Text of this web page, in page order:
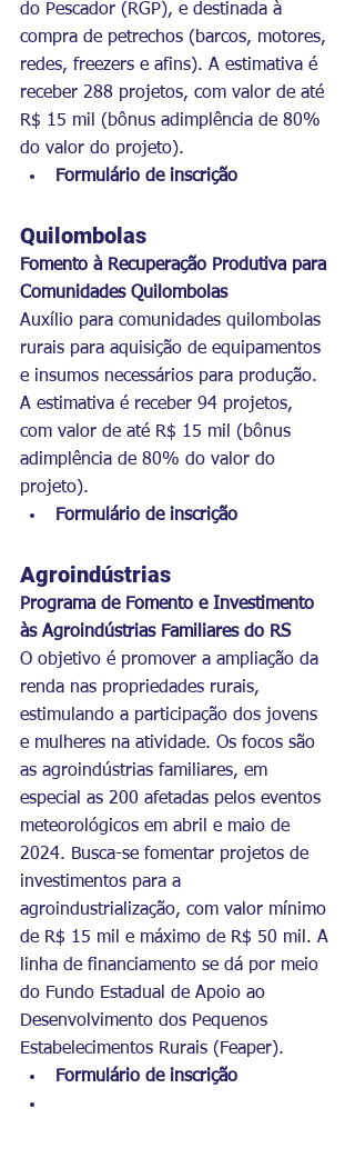
do Pescador (RGP), e destinada à
compra de petrechos (barcos, motores,
redes, freezers e afins). A estimativa é
receber 288 projetos, com valor de até
R$ 15 mil (bônus adimplência de 80%
do valor do projeto).
Formulário de inscrição
Quilombolas
Fomento à Recuperação Produtiva para
Comunidades Quilombolas
Auxílio para comunidades quilombolas
rurais para aquisição de equipamentos
e insumos necessários para produção.
A estimativa é receber 94 projetos,
com valor de até R$ 15 mil (bônus
adimplência de 80% do valor do
projeto).
Formulário de inscrição
Agroindústrias
Programa de Fomento e Investimento
às Agroindústrias Familiares do RS
O objetivo é promover a ampliação da
renda nas propriedades rurais,
estimulando a participação dos jovens
e mulheres na atividade. Os focos são
as agroindústrias familiares, em
especial as 200 afetadas pelos eventos
meteorológicos em abril e maio de
2024. Busca-se fomentar projetos de
investimentos para a
agroindustrialização, com valor mínimo
de R$ 15 mil e máximo de R$ 50 mil. A
linha de financiamento se dá por meio
do Fundo Estadual de Apoio ao
Desenvolvimento dos Pequenos
Estabelecimentos Rurais (Feaper).
Formulário de inscrição